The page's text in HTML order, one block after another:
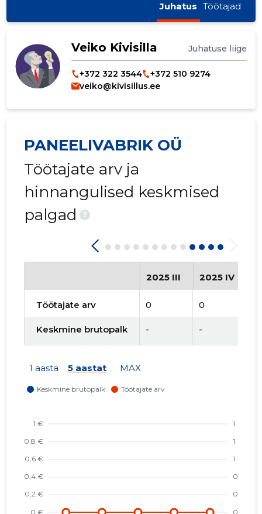
Juhatus Töötajad
Veiko Kivisilla Juhatuse liige
+372 322 3544
+372 510 9274
veiko@kivisillus.ee
PANEELIVABRIK OÜ
Töötajate arv ja
hinnangulised keskmised
palgad
?
2025 III 2025 IV
Töötajate arv 0 0
Keskmine brutopalk - -
1 aasta 5 aastat MAX